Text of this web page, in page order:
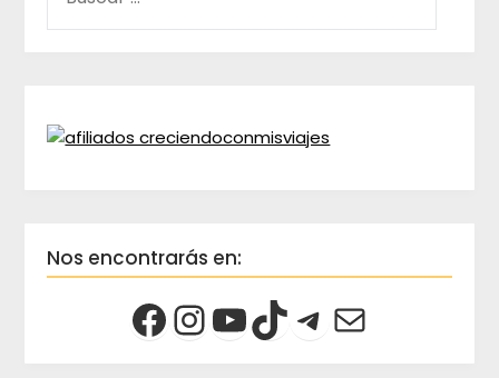
Nos encontrarás en: